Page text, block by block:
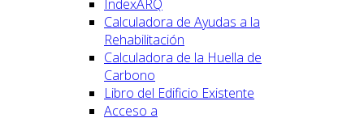
IndexARQ
Calculadora de Ayudas a la
Rehabilitación
Calculadora de la Huella de
Carbono
Libro del Edificio Existente
Acceso a